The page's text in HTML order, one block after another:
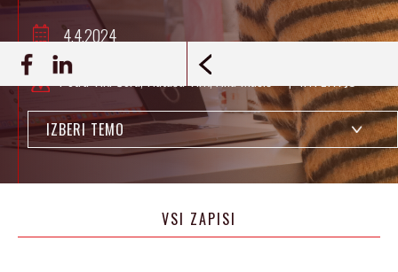
4.4.2024
Petra Viki Čeru, Nataša Virk, Ana Mušič
IZBERI TEMO
VSI ZAPISI